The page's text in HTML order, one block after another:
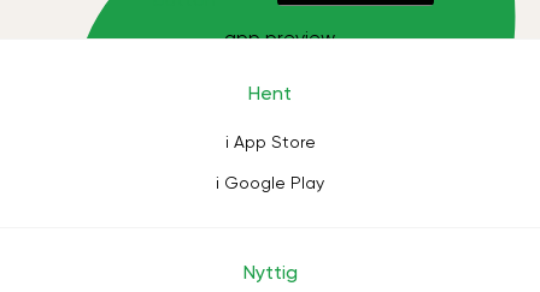
Hent
i App Store
i Google Play
Nyttig